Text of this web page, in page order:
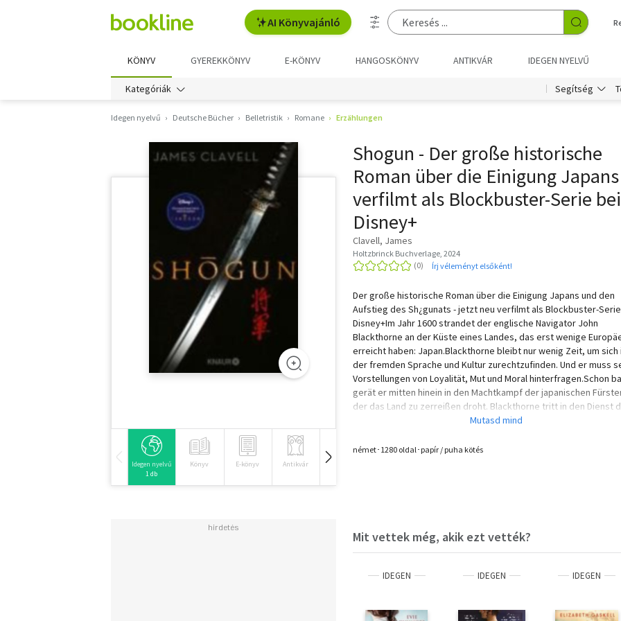
AI Könyvajánló
KÖNYV GYEREKKÖNYV E-KÖNYV HANGOSKÖNYV ANTIKVÁR IDEGEN NYELVŰ
Kategóriák Segítség
Idegen nyelvű Deutsche Bücher Belletristik Romane Erzählungen
Idegen nyelvű
1 db
Könyv E-könyv Antikvár Hangoskönyv
Shogun - Der große historische
Roman über die Einigung
verfilmt als Blockbuster-Serie bei
Disney+
Clavell, James
Holtzbrinck Buchverlage, 2024
Írj véleményt elsőként!
Der große historische Roman über die Einigung Japans und den
Aufstieg des Sh¿gunats - jetzt neu verfilmt als Blockbuster-
Disney+Im Jahr 1600 strandet der englische Navigator John
Blackthorne an der Küste eines Landes, das erst wenige
erreicht haben: Japan.Blackthorne bleibt nur wenig Zeit, um sich
der fremden Sprache und Kultur zurechtzufinden. Und er muss
Vorstellungen von Loyalität, Mut und Moral hinterfragen.Schon
gerät er mitten hinein in den Machtkampf der japanischen
der das Land zu zerreißen droht. Blackthorne tritt in den Dienst
faszinierenden Strategen Toranaga. Doch als er sich in die
Diensten - wird seine Loyalität auf eine harte Probe gestellt.In
meistverkauften Romanen aller Zeiten und wurde mehrfach hoch
erfolgreich verfilmt. Die neueste Serienadaption läuft beim
Shogun - Tai-Pan- Gai-Jin- King Rat
német･1280 oldal･papír / puha kötés
Mit vettek még, akik ezt vették?
IDEGEN IDEGEN IDEGEN